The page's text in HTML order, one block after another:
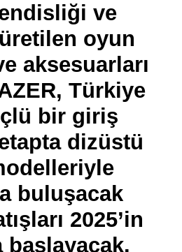
ve
oyun
aksesuarları
Türkiye
bir giriş
dizüstü
buluşacak
2025’in
başlayacak.